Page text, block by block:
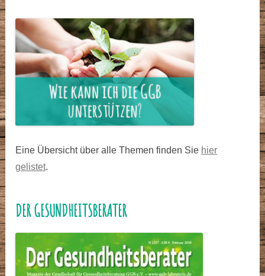
Eine Übersicht über alle Themen finden Sie hier
gelistet.
DER GESUNDHEITSBERATER